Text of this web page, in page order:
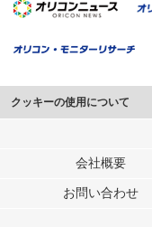
クッキーの使用について
このサイトでは Cookie を
行っています。
メディアや広告配信、デー
ユーザーが各パートナーの
会社概要
お問い合わせ